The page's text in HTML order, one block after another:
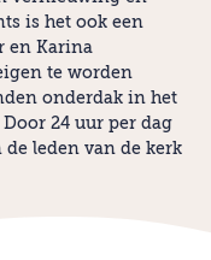
is het ook een
en Karina
te worden
onderdak in het
24 uur per dag
leden van de kerk